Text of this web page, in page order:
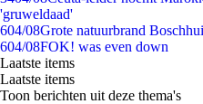
'gruweldaad'
604/08Grote natuurbrand
604/08FOK! was even down
Laatste items
Laatste items
Toon berichten uit deze thema's